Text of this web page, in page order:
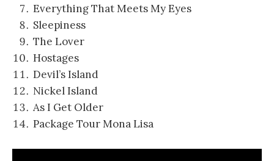
Everything That Meets My Eyes
Sleepiness
The Lover
Hostages
Devil’s Island
Nickel Island
As I Get Older
Package Tour Mona Lisa